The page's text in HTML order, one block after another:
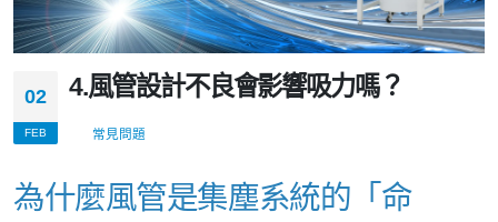
02
FEB
4.風管設計不良會影響吸力嗎？
常見問題
為什麼風管是集塵系統的「命